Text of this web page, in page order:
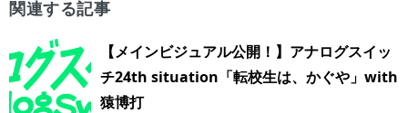
関連する記事
【メインビジュアル公開！】アナログスイッ
チ24th situation「転校生は、かぐや」with
猿博打